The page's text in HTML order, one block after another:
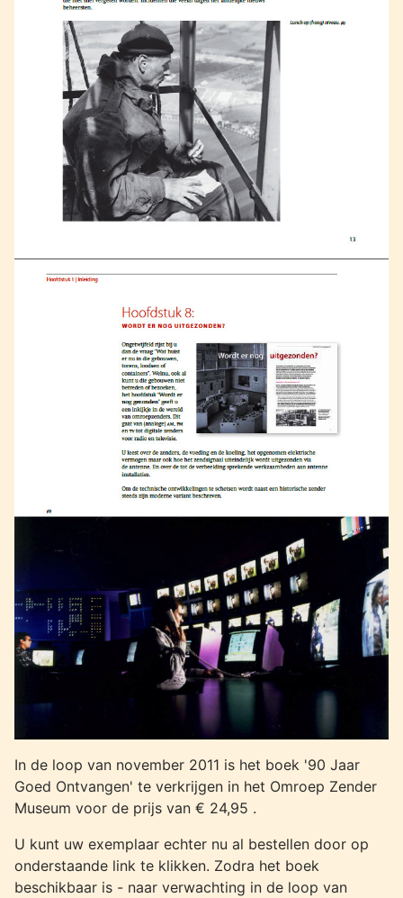
In de loop van november 2011 is het boek '90 Jaar
Goed Ontvangen' te verkrijgen in het Omroep Zender
Museum voor de prijs van € 24,95 .
U kunt uw exemplaar echter nu al bestellen door op
onderstaande link te klikken. Zodra het boek
beschikbaar is - naar verwachting in de loop van